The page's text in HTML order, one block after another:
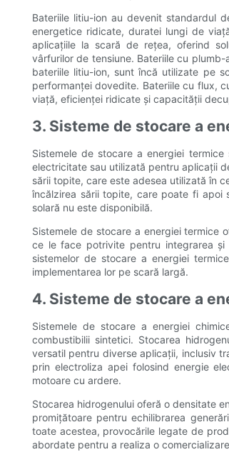
Bateriile litiu-ion au devenit standardul
energetice ridicate, duratei lungi de
aplicațiile la scară de rețea, oferind
vârfurilor de tensiune. Bateriile cu
bateriile litiu-ion, sunt încă utilizate pe
performanței dovedite. Bateriile cu flux,
viață, eficienței ridicate și capacității
3. Sisteme de stocare a
Sistemele de stocare a energiei
electricitate sau utilizată pentru aplicații
sării topite, care este adesea utilizată în
încălzirea sării topite, care poate fi
solară nu este disponibilă.
Sistemele de stocare a energiei termice
ce le face potrivite pentru integrarea și
sistemelor de stocare a energiei
implementarea lor pe scară largă.
4. Sisteme de stocare a
Sistemele de stocare a energiei
combustibilii sintetici. Stocarea
versatil pentru diverse aplicații, inclusiv
prin electroliza apei folosind energie
motoare cu ardere.
Stocarea hidrogenului oferă o densitate
promițătoare pentru echilibrarea
toate acestea, provocările legate de
abordate pentru a realiza o